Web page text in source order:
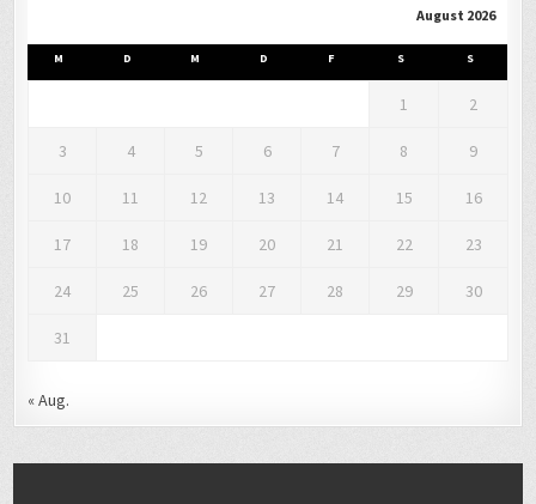
August 2026
M D M D F S S
1 2
3 4 5 6 7 8 9
10 11 12 13 14 15 16
17 18 19 20 21 22 23
24 25 26 27 28 29 30
31
« Aug.